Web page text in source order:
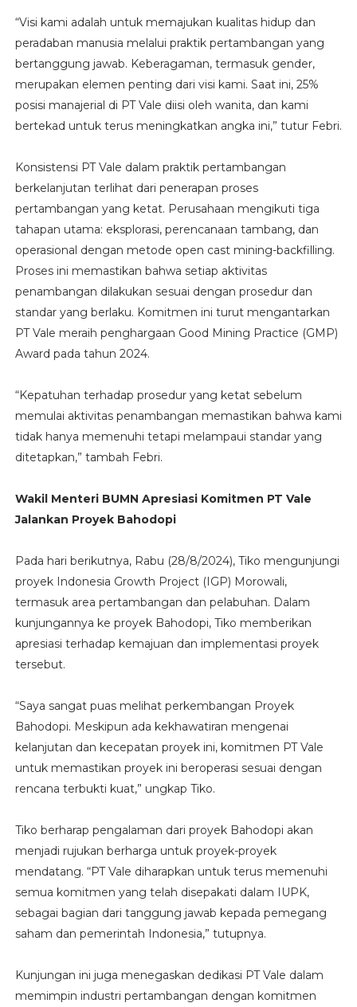
“Visi kami adalah untuk memajukan kualitas hidup dan
peradaban manusia melalui praktik pertambangan yang
bertanggung jawab. Keberagaman, termasuk gender,
merupakan elemen penting dari visi kami. Saat ini, 25%
posisi manajerial di PT Vale diisi oleh wanita, dan kami
bertekad untuk terus meningkatkan angka ini,” tutur Febri.
Konsistensi PT Vale dalam praktik pertambangan
berkelanjutan terlihat dari penerapan proses
pertambangan yang ketat. Perusahaan mengikuti tiga
tahapan utama: eksplorasi, perencanaan tambang, dan
operasional dengan metode open cast mining-backfilling.
Proses ini memastikan bahwa setiap aktivitas
penambangan dilakukan sesuai dengan prosedur dan
standar yang berlaku. Komitmen ini turut mengantarkan
PT Vale meraih penghargaan Good Mining Practice (GMP)
Award pada tahun 2024.
“Kepatuhan terhadap prosedur yang ketat sebelum
memulai aktivitas penambangan memastikan bahwa kami
tidak hanya memenuhi tetapi melampaui standar yang
ditetapkan,” tambah Febri.
Wakil Menteri BUMN Apresiasi Komitmen PT Vale
Jalankan Proyek Bahodopi
Pada hari berikutnya, Rabu (28/8/2024), Tiko mengunjungi
proyek Indonesia Growth Project (IGP) Morowali,
termasuk area pertambangan dan pelabuhan. Dalam
kunjungannya ke proyek Bahodopi, Tiko memberikan
apresiasi terhadap kemajuan dan implementasi proyek
tersebut.
“Saya sangat puas melihat perkembangan Proyek
Bahodopi. Meskipun ada kekhawatiran mengenai
kelanjutan dan kecepatan proyek ini, komitmen PT Vale
untuk memastikan proyek ini beroperasi sesuai dengan
rencana terbukti kuat,” ungkap Tiko.
Tiko berharap pengalaman dari proyek Bahodopi akan
menjadi rujukan berharga untuk proyek-proyek
mendatang. “PT Vale diharapkan untuk terus memenuhi
semua komitmen yang telah disepakati dalam IUPK,
sebagai bagian dari tanggung jawab kepada pemegang
saham dan pemerintah Indonesia,” tutupnya.
Kunjungan ini juga menegaskan dedikasi PT Vale dalam
memimpin industri pertambangan dengan komitmen